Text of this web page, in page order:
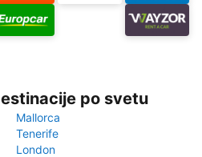
po svetu
Mallorca
Tenerife
London